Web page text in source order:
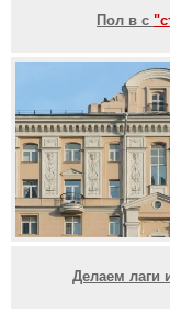
Пол в с
Делаем лаги